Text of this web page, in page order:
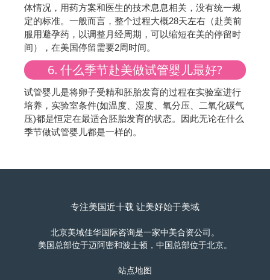
体情况，用药方案和医生的技术息息相关，没有统一规
定的标准。一般而言，整个过程大概28天左右（赴美前
服用避孕药，以调整月经周期，可以缩短在美的停留时
间），在美国停留需要2周时间。
6. 什么季节赴美做试管婴儿最好?
试管婴儿是将卵子受精和胚胎发育的过程在实验室进行
培养，实验室条件(如温度、湿度、氧分压、二氧化碳气
压)都是恒定在最适合胚胎发育的状态。因此无论在什么
季节做试管婴儿都是一样的。
专注美国近十载 让美好始于美域
北京美域佳华国际咨询是一家中美合资公司。
美国总部位于迈阿密和波士顿，中国总部位于北京。
站点地图